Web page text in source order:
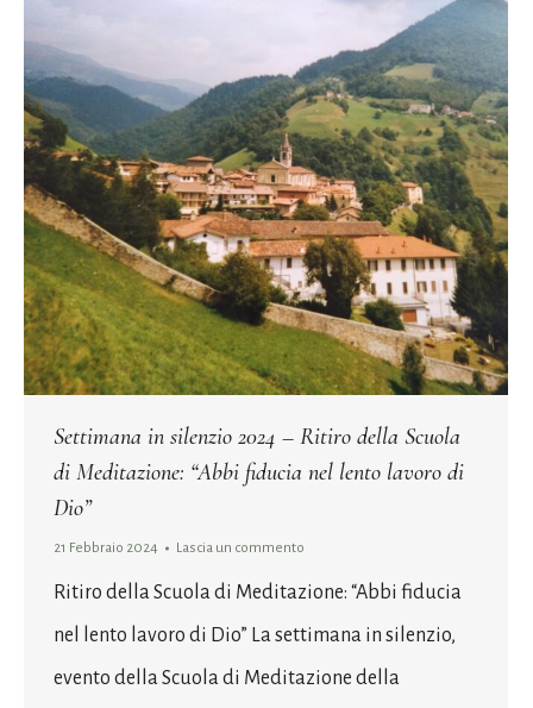
Settimana in silenzio 2024 – Ritiro della Scuola
di Meditazione: “Abbi fiducia nel lento lavoro di
Dio”
21 Febbraio 2024 Lascia un commento
Ritiro della Scuola di Meditazione: “Abbi fiducia
nel lento lavoro di Dio” La settimana in silenzio,
evento della Scuola di Meditazione della